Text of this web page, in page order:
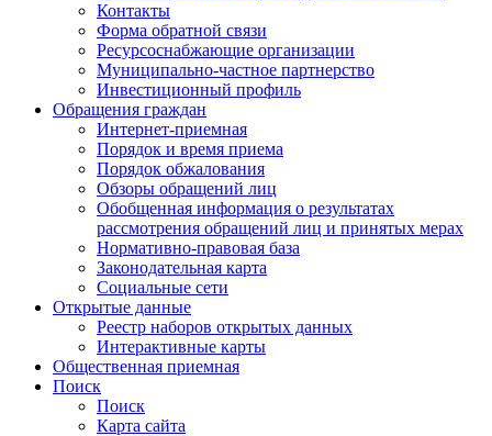
Контакты
Форма обратной связи
Ресурсоснабжающие организации
Муниципально-частное партнерство
Инвестиционный профиль
Обращения граждан
Интернет-приемная
Порядок и время приема
Порядок обжалования
Обзоры обращений лиц
Обобщенная информация о результатах
рассмотрения обращений лиц и принятых мерах
Нормативно-правовая база
Законодательная карта
Социальные сети
Открытые данные
Реестр наборов открытых данных
Интерактивные карты
Общественная приемная
Поиск
Поиск
Карта сайта